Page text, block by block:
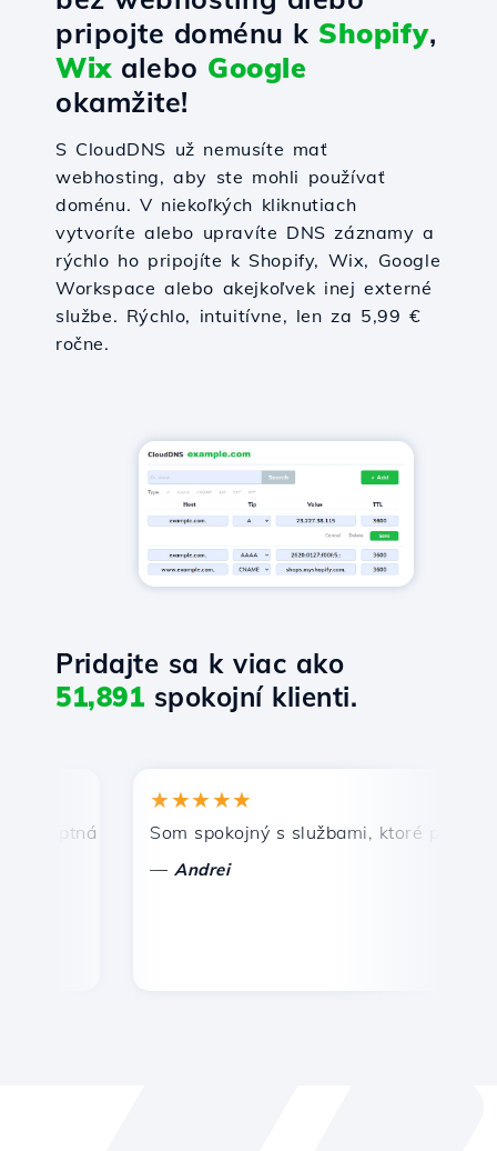
pripojte doménu k Shopify,
Wixalebo Google
okamžite!
S CloudDNS už nemusíte mať
webhosting, aby ste mohli používať
doménu. V niekoľkých kliknutiach
vytvoríte alebo upravíte DNS záznamy a
rýchlo ho pripojíte k Shopify, Wix, Google
Workspace alebo akejkoľvek inej externé
službe. Rýchlo, intuitívne, len za 5,99 €
ročne.
Pridajte sa k viac ako
51,891 spokojní klienti.
a efektívna technická podpora.
★★★★★
Som spokojný s službami, ktoré ponúka
Andrei